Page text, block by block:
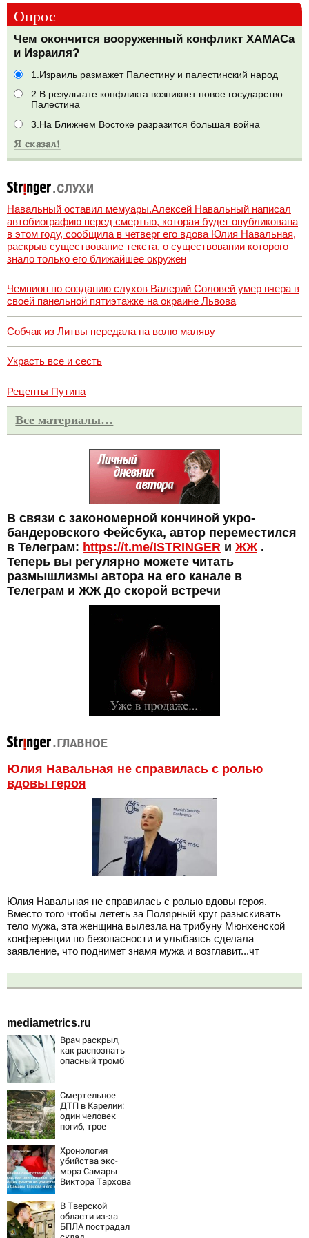
Опрос
Чем окончится вооруженный конфликт ХАМАСа
и Израиля?
1.Израиль размажет Палестину и палестинский народ
2.В результате конфликта возникнет новое государство
Палестина
3.На Ближнем Востоке разразится большая война
Навальный оставил мемуары.Алексей Навальный написал
автобиографию перед смертью, которая будет опубликована
в этом году, сообщила в четверг его вдова Юлия Навальная,
раскрыв существование текста, о существовании которого
знало только его ближайшее окружен
Чемпион по созданию слухов Валерий Соловей умер вчера в
своей панельной пятиэтажке на окраине Львова
Собчак из Литвы передала на волю маляву
Украсть все и сесть
Рецепты Путина
Все материалы…
В связи с закономерной кончиной укро-
бандеровского Фейсбука, автор переместился
в Телеграм: https://t.me/ISTRINGER и ЖЖ.
Теперь вы регулярно можете читать
размышлизмы автора на его канале в
Телеграм и ЖЖ До скорой встречи
Юлия Навальная не справилась с ролью
вдовы героя
Юлия Навальная не справилась с ролью вдовы героя.
Вместо того чтобы лететь за Полярный круг разыскивать
тело мужа, эта женщина вылезла на трибуну Мюнхенской
конференции по безопасности и улыбаясь сделала
заявление, что поднимет знамя мужа и возглавит...чт
mediametrics.ru
Врач раскрыл,
как распознать
опасный тромб
Смертельное
ДТП в Карелии:
один человек
погиб, трое
(ФОТО)
Хронология
убийства экс-
мэра Самары
Виктора Тархова
шокирующих
фактов, новые
подробности
В Тверской
области из-за
БПЛА пострадал